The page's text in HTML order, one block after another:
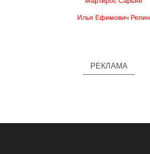
Илья Ефимович Репин
РЕКЛАМА